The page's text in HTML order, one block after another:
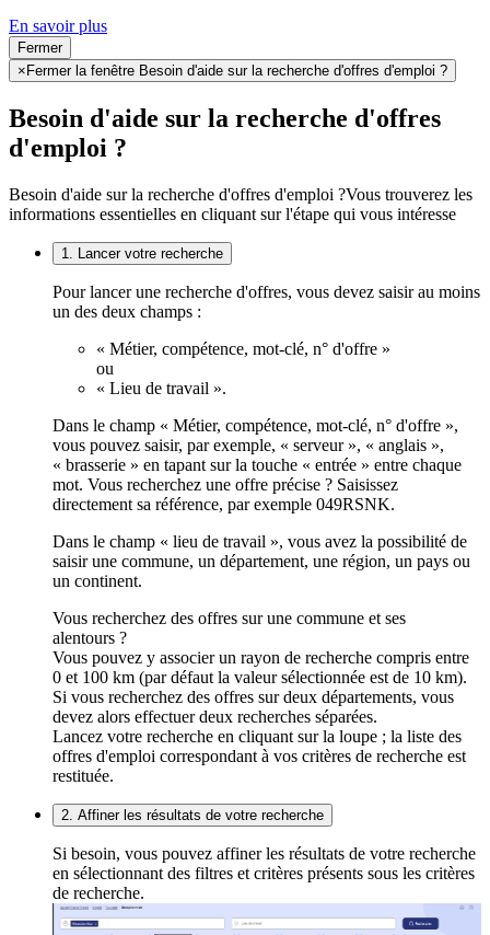
En savoir plus
Fermer
× Fermer la fenêtre Besoin d'aide sur la recherche d'offres d'emploi ?
Besoin d'aide sur la recherche d'offres
d'emploi ?
Besoin d'aide sur la recherche d'offres d'emploi ?Vous trouverez les
informations essentielles en cliquant sur l'étape qui vous intéresse
1. Lancer votre recherche
Pour lancer une recherche d'offres, vous devez saisir au moins
un des deux champs :
« Métier, compétence, mot-clé, n° d'offre »
ou
« Lieu de travail ».
Dans le champ « Métier, compétence, mot-clé, n° d'offre »,
vous pouvez saisir, par exemple, « serveur », « anglais »,
« brasserie » en tapant sur la touche « entrée » entre chaque
mot. Vous recherchez une offre précise ? Saisissez
directement sa référence, par exemple 049RSNK.
Dans le champ « lieu de travail », vous avez la possibilité de
saisir une commune, un département, une région, un pays ou
un continent.
Vous recherchez des offres sur une commune et ses
alentours ?
Vous pouvez y associer un rayon de recherche compris entre
0 et 100 km (par défaut la valeur sélectionnée est de 10 km).
Si vous recherchez des offres sur deux départements, vous
devez alors effectuer deux recherches séparées.
Lancez votre recherche en cliquant sur la loupe ; la liste des
offres d'emploi correspondant à vos critères de recherche est
restituée.
2. Affiner les résultats de votre recherche
Si besoin, vous pouvez affiner les résultats de votre recherche
en sélectionnant des filtres et critères présents sous les critères
de recherche.